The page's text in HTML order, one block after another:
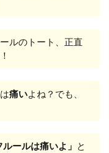
ルのトート、正直
痛いよね？でも、
ールは痛いよ」 と